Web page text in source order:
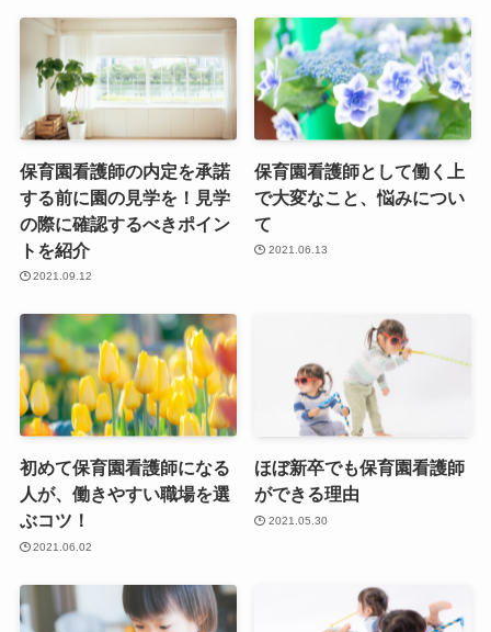
保育園看護師の内定を承諾
する前に園の見学を！見学
の際に確認するべきポイン
トを紹介
2021.09.12
保育園看護師として働く上
で大変なこと、悩みについ
て
2021.06.13
初めて保育園看護師になる
人が、働きやすい職場を選
ぶコツ！
2021.06.02
ほぼ新卒でも保育園看護師
ができる理由
2021.05.30